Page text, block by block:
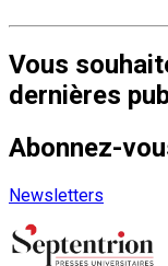
Vous
dernières
Abonnez-
Newsletters